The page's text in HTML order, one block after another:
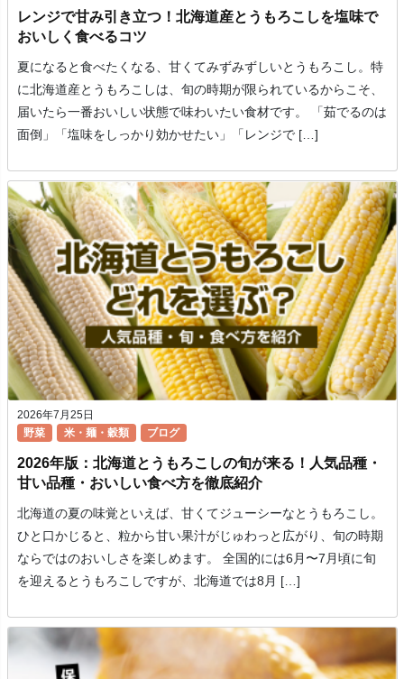
レンジで甘み引き立つ！北海道産とうもろこしを塩味で
おいしく食べるコツ
夏になると食べたくなる、甘くてみずみずしいとうもろこし。特
に北海道産とうもろこしは、旬の時期が限られているからこそ、
届いたら一番おいしい状態で味わいたい食材です。 「茹でるのは
面倒」「塩味をしっかり効かせたい」「レンジで […]
2026年7月25日
野菜
米・麺・穀類 ブログ
2026年版：北海道とうもろこしの旬が来る！人気品種・
甘い品種・おいしい食べ方を徹底紹介
北海道の夏の味覚といえば、甘くてジューシーなとうもろこし。
ひと口かじると、粒から甘い果汁がじゅわっと広がり、旬の時期
ならではのおいしさを楽しめます。 全国的には6月〜7月頃に旬
を迎えるとうもろこしですが、北海道では8月 […]